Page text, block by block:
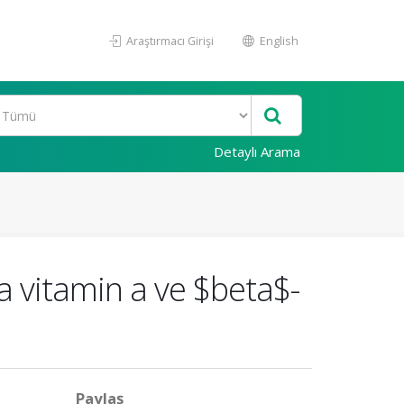
Araştırmacı Girişi English
Detaylı Arama
vitamin a ve $beta$-
Paylaş